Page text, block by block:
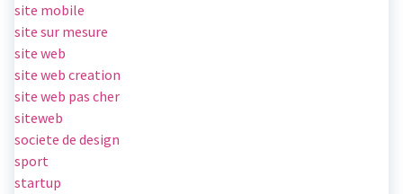
site mobile
site sur mesure
site web
site web creation
site web pas cher
siteweb
societe de design
sport
startup